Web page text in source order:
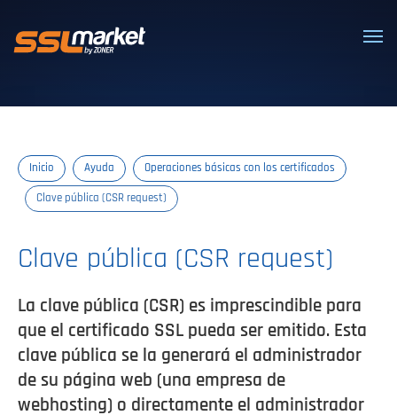
Certificados SSL/TLS confiables
Inicio Ayuda Operaciones básicas con los certificados
Clave pública (CSR request)
Clave pública (CSR request)
La clave pública (CSR) es imprescindible para
que el certificado SSL pueda ser emitido. Esta
clave pública se la generará el administrador
de su página web (una empresa de
webhosting) o directamente el administrador